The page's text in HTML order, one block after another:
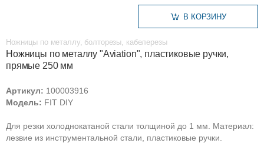
В КОРЗИНУ
Ножницы по металлу, болторезы, кабелерезы
Ножницы по металлу "Aviation", пластиковые ручки,
прямые 250 мм
Артикул: 100003916
Модель: FIT DIY
Для резки холоднокатаной стали толщиной до 1 мм. Материал:
лезвие из инструментальной стали, пластиковые ручки.